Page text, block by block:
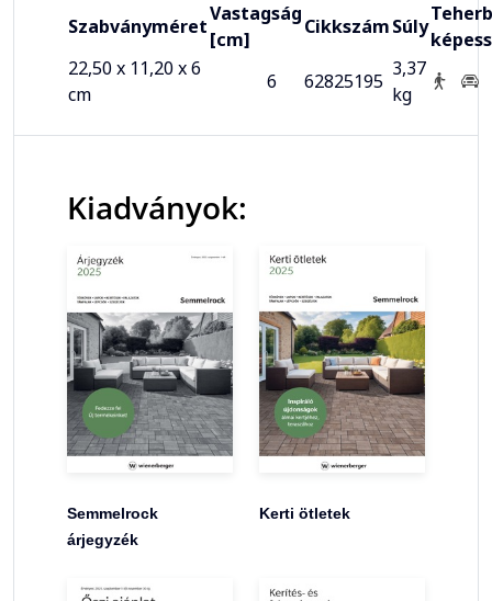
Szabványméret
Vastagság
[cm]
CikkszámSúly
22,50 x 11,20 x 6
cm
6 62825195
3,37
kg
Kiadványok:
Semmelrock
árjegyzék
Kerti ötletek